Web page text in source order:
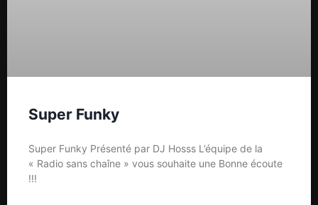
Super Funky
Super Funky Présenté par DJ Hosss L’équipe de la
« Radio sans chaîne » vous souhaite une Bonne écoute
!!!